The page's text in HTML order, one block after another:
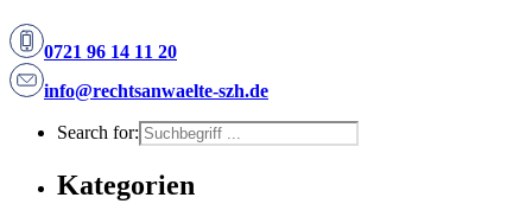
0721 96 14 11 20
info@rechtsanwaelte-szh.de
Search for:
Kategorien